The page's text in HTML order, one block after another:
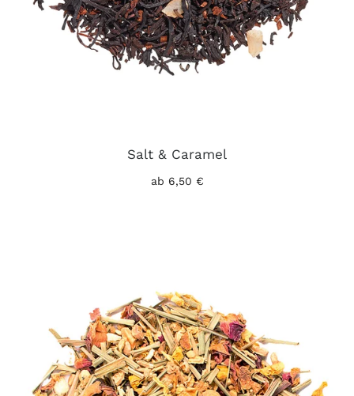
ab 6,50 €
Salt & Caramel